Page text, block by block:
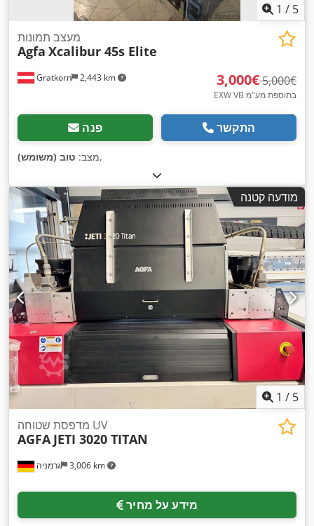
1 / 5
Gratkorn 2,443 km
מעצב תמונות
Agfa Xcalibur 45s Elite
‏3,000 ‏€ ‏5,000 ‏€
EXW VB בתוספת מע"מ
פנה התקשר
מצב: טוב (משומש) ,
מודעה קטנה
1 / 5
גרמניה 3,006 km
מדפסת שטוחה UV
AGFA JETI 3020 TITAN
מידע על מחיר